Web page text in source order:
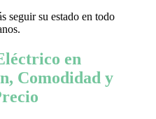
seguir su estado en todo
en
Comodidad y